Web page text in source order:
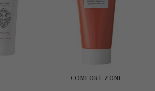
COMFORT ZONE